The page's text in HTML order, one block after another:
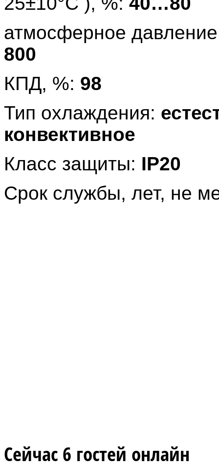
атмосферное
800
КПД, %: 98
Тип охлаждения:
конвективное
Класс защиты: IP20
Срок службы, лет, не
Сейчас 6 гостей онлайн